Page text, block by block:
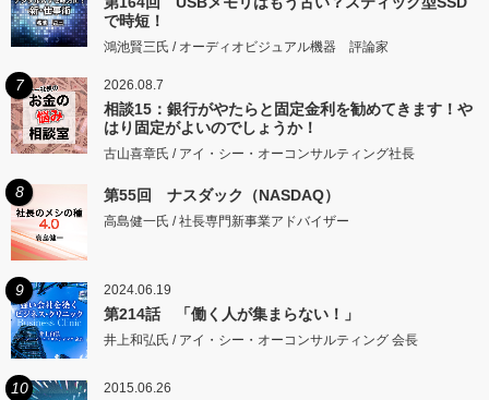
で時短！
鴻池賢三氏 / オーディオビジュアル機器 評論家
7 2026.08.7
相談15：銀行がやたらと固定金利を勧めてきます！や
はり固定がよいのでしょうか！
古山喜章氏 / アイ・シー・オーコンサルティング社長
8 第55回 ナスダック（NASDAQ）
高島健一氏 / 社長専門新事業アドバイザー
9 2024.06.19
第214話 「働く人が集まらない！」
井上和弘氏 / アイ・シー・オーコンサルティング 会長
10 2015.06.26